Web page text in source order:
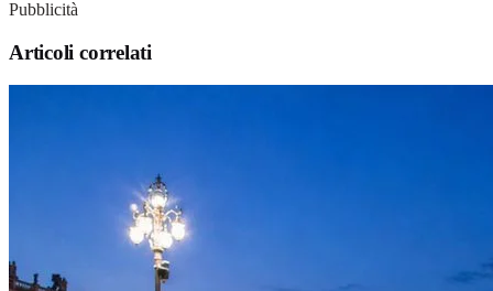
Pubblicità
Articoli correlati